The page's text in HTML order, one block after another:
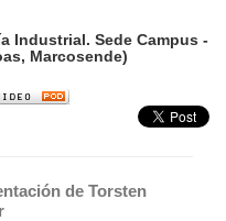
Industrial. Sede Campus -
Marcosende)
de Torsten